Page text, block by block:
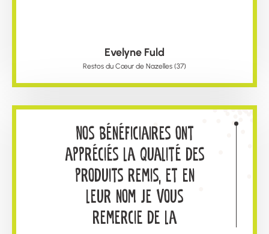
découvertes. Nous avons
mobilisé des partenaires
pour nous équiper en
bottes et gants, puis
sommes partis à une
petite dizaine de
kilomètres. Nous avons
été très bien accueillis
par Charlène Drancourt
Evelyne Fuld
Restos du Cœur de Nazelles (37)
Nos bénéficiaires ont
appréciés la qualité des
produits remis, et en
leur nom je vous
remercie de la